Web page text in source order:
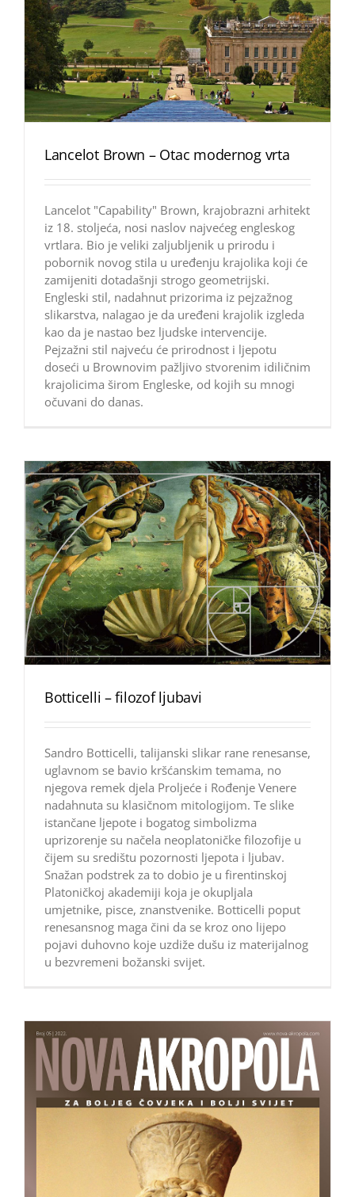
Lancelot Brown – Otac modernog vrta
Lancelot "Capability" Brown, krajobrazni arhitekt
iz 18. stoljeća, nosi naslov najvećeg engleskog
vrtlara. Bio je veliki zaljubljenik u prirodu i
pobornik novog stila u uređenju krajolika koji će
zamijeniti dotadašnji strogo geometrijski.
Engleski stil, nadahnut prizorima iz pejzažnog
slikarstva, nalagao je da uređeni krajolik izgleda
kao da je nastao bez ljudske intervencije.
Pejzažni stil najveću će prirodnost i ljepotu
doseći u Brownovim pažljivo stvorenim idiličnim
krajolicima širom Engleske, od kojih su mnogi
očuvani do danas.
Botticelli – filozof ljubavi
Sandro Botticelli, talijanski slikar rane renesanse,
uglavnom se bavio kršćanskim temama, no
njegova remek djela Proljeće i Rođenje Venere
nadahnuta su klasičnom mitologijom. Te slike
istančane ljepote i bogatog simbolizma
uprizorenje su načela neoplatoničke filozofije u
čijem su središtu pozornosti ljepota i ljubav.
Snažan podstrek za to dobio je u firentinskoj
Platoničkoj akademiji koja je okupljala
umjetnike, pisce, znanstvenike. Botticelli poput
renesansnog maga čini da se kroz ono lijepo
pojavi duhovno koje uzdiže dušu iz materijalnog
u bezvremeni božanski svijet.